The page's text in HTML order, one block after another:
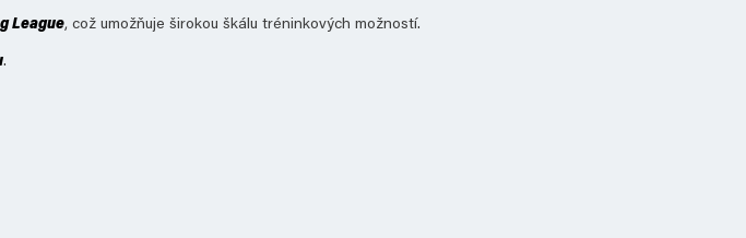
League, což umožňuje širokou škálu tréninkových možností.
.